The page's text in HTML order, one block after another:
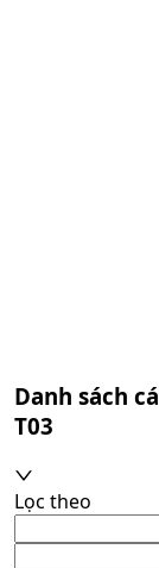
Danh sách
T03
Lọc theo